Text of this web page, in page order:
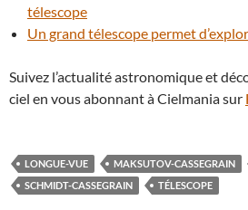
télescope
Un grand télescope permet
Suivez l’actualité astronomique et
ciel en vous abonnant à Cielmania sur
LONGUE-VUE MAKSUTOV-CASSEGRAIN
SCHMIDT-CASSEGRAIN
TÉLESCOPE